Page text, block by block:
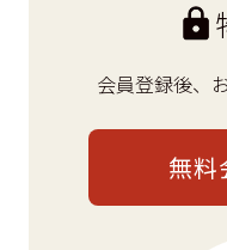
会員登録後、
無料